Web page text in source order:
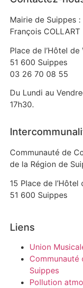
Mairie de Suippes :
François COLLART
Place de l’Hôtel de
51 600 Suippes
03 26 70 08 55
Du Lundi au
17h30.
Communauté de
de la Région de
15 Place de l’Hôtel
51 600 Suippes
Liens
Union
Communauté
Suippes
Pollution